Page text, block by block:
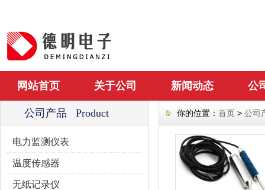
网站首页 关于公司 新闻动态 公
公司产品 Product
电力监测仪表
温度传感器
无纸记录仪
你的位置： 首页 > 公司